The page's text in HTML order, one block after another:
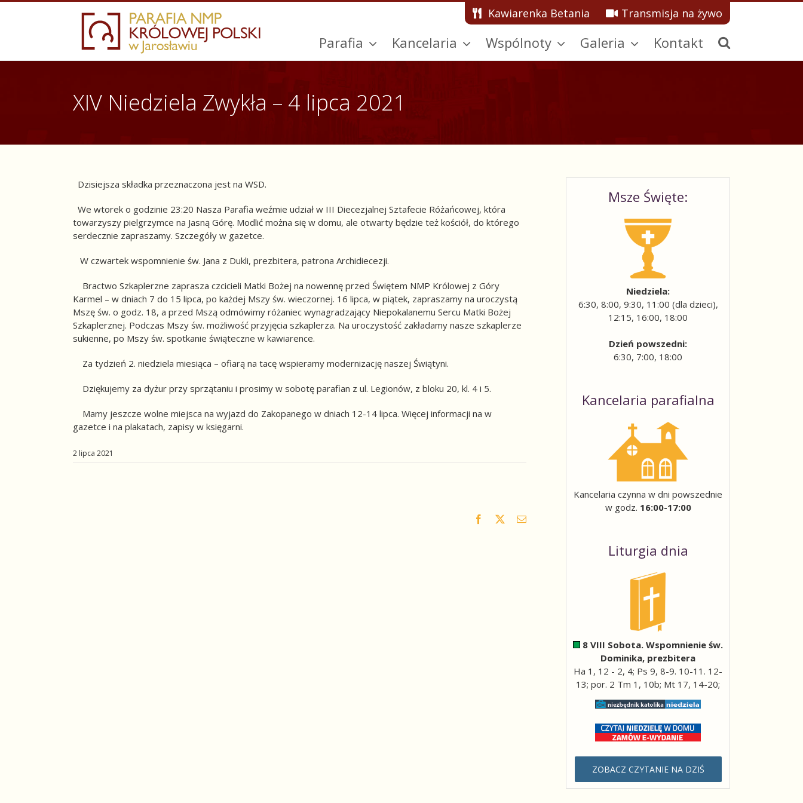
Kawiarenka Betania Transmisja na żywo
Parafia Kancelaria Wspólnoty Galeria Kontakt
XIV Niedziela Zwykła – 4 lipca 2021
Dzisiejsza składka przeznaczona jest na WSD.
We wtorek o godzinie 23:20 Nasza Parafia weźmie udział w III Diecezjalnej Sztafecie Różańcowej, która
towarzyszy pielgrzymce na Jasną Górę. Modlić można się w domu, ale otwarty będzie też kościół, do którego
serdecznie zapraszamy. Szczegóły w gazetce.
W czwartek wspomnienie św. Jana z Dukli, prezbitera, patrona Archidiecezji.
Bractwo Szkaplerzne zaprasza czcicieli Matki Bożej na nowennę przed Świętem NMP Królowej z Góry
Karmel – w dniach 7 do 15 lipca, po każdej Mszy św. wieczornej. 16 lipca, w piątek, zapraszamy na uroczystą
Mszę św. o godz. 18, a przed Mszą odmówimy różaniec wynagradzający Niepokalanemu Sercu Matki Bożej
Szkaplerznej. Podczas Mszy św. możliwość przyjęcia szkaplerza. Na uroczystość zakładamy nasze szkaplerze
sukienne, po Mszy św. spotkanie świąteczne w kawiarence.
Za tydzień 2. niedziela miesiąca – ofiarą na tacę wspieramy modernizację naszej Świątyni.
Dziękujemy za dyżur przy sprzątaniu i prosimy w sobotę parafian z ul. Legionów, z bloku 20, kl. 4 i 5.
Mamy jeszcze wolne miejsca na wyjazd do Zakopanego w dniach 12-14 lipca. Więcej informacji na w
gazetce i na plakatach, zapisy w księgarni.
2 lipca 2021
Facebook Email
Msze Święte:
Niedziela:
6:30, 8:00, 9:30, 11:00 (dla dzieci),
12:15, 16:00, 18:00
Dzień powszedni:
6:30, 7:00, 18:00
Kancelaria parafialna
Kancelaria czynna w dni powszednie
w godz. 16:00-17:00
Liturgia dnia
8 VIII Sobota. Wspomnienie św.
Dominika, prezbitera
Ha 1, 12 - 2, 4; Ps 9, 8-9. 10-11. 12-
13; por. 2 Tm 1, 10b; Mt 17, 14-20;
ZOBACZ CZYTANIE NA DZIŚ